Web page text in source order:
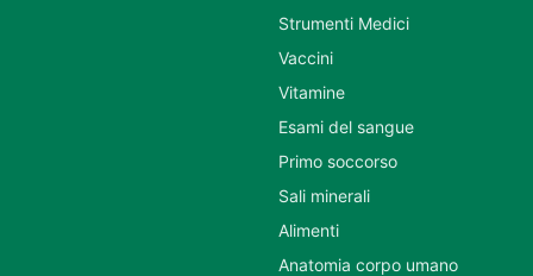
Strumenti Medici
Vaccini
Vitamine
Esami del sangue
Primo soccorso
Sali minerali
Alimenti
Anatomia corpo umano